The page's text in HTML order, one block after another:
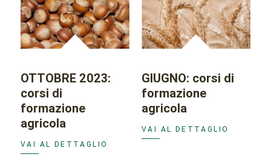
OTTOBRE 2023:
corsi di
formazione
agricola
VAI AL DETTAGLIO
GIUGNO: corsi di
formazione
agricola
VAI AL DETTAGLIO